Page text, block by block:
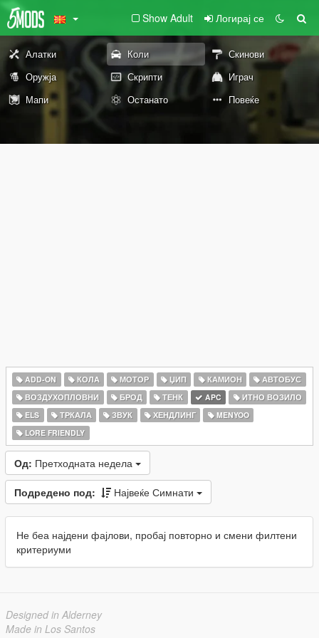
Show Adult Логирај се
Алатки Коли
Скинови
Оружја
Скрипти
Играч
Мапи
Останато Повеќе
ADD-ON КОЛА МОТОР ЏИП КАМИОН
АВТОБУС
ВОЗДУХОПЛОВНИ
БРОД ТЕНК APC
ИТНО ВОЗИЛО
ELS
ТРКАЛА ЗВУК ХЕНДЛИНГ
MENYOO
LORE FRIENDLY
Од: Претходната недела
Подредено под: Највеќе Симнати
Не беа најдени фајлови, пробај повторно и смени филтени
критериуми
Designed in Alderney
Made in Los Santos